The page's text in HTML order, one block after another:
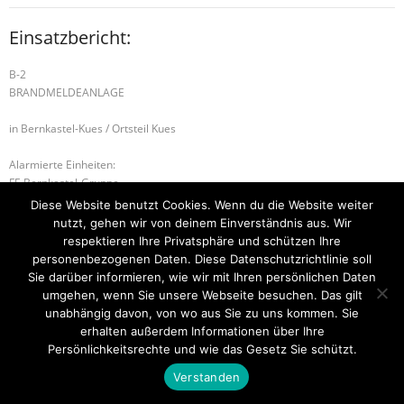
Einsatzbericht:
B-2
BRANDMELDEANLAGE
in Bernkastel-Kues / Ortsteil Kues
Alarmierte Einheiten:
FF-Bernkastel-Gruppe
B-3 INDUSTRIEBRAND B-1 BEREITSTELLUNG
Startseite Einsätze Mitglied werden Über uns
Bilder
Kontakt
Theme byThink Up Themes Ltd . Powered byWordPress
Diese Website benutzt Cookies. Wenn du die Website weiter
nutzt, gehen wir von deinem Einverständnis aus. Wir
respektieren Ihre Privatsphäre und schützen Ihre
personenbezogenen Daten. Diese Datenschutzrichtlinie soll
Sie darüber informieren, wie wir mit Ihren persönlichen Daten
umgehen, wenn Sie unsere Webseite besuchen. Das gilt
unabhängig davon, von wo aus Sie zu uns kommen. Sie
erhalten außerdem Informationen über Ihre
Persönlichkeitsrechte und wie das Gesetz Sie schützt.
Verstanden